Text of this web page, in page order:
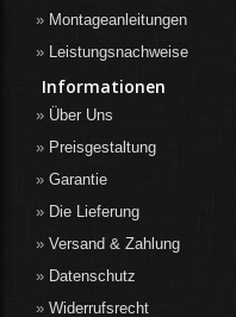
Montageanleitungen
Leistungsnachweise
Informationen
Über Uns
Preisgestaltung
Garantie
Die Lieferung
Versand & Zahlung
Datenschutz
Widerrufsrecht